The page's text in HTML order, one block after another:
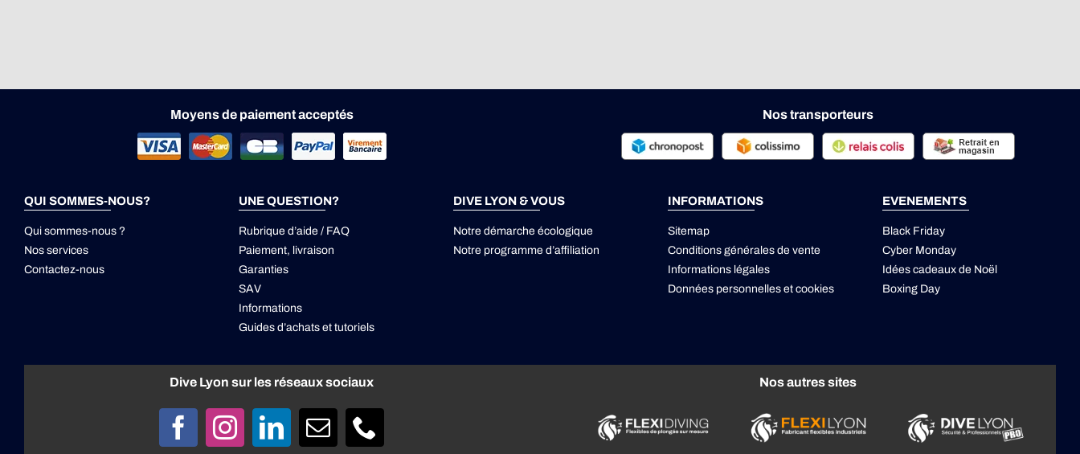
Moyens de paiement acceptés Nos transporteurs
QUI SOMMES-NOUS?
Qui sommes-nous ?
Nos services
Contactez-nous
UNE QUESTION?
Rubrique d’aide / FAQ
Paiement, livraison
Garanties
SAV
Informations
Guides d’achats et tutoriels
DIVE LYON & VOUS
Notre démarche écologique
Notre programme d’affiliation
INFORMATIONS
Sitemap
Conditions générales de vente
Informations légales
Données personnelles etcookies
EVENEMENTS
Black Friday
Cyber Monday
Idées cadeaux de Noël
Boxing Day
Dive Lyon sur les réseaux sociaux Nos autres sites